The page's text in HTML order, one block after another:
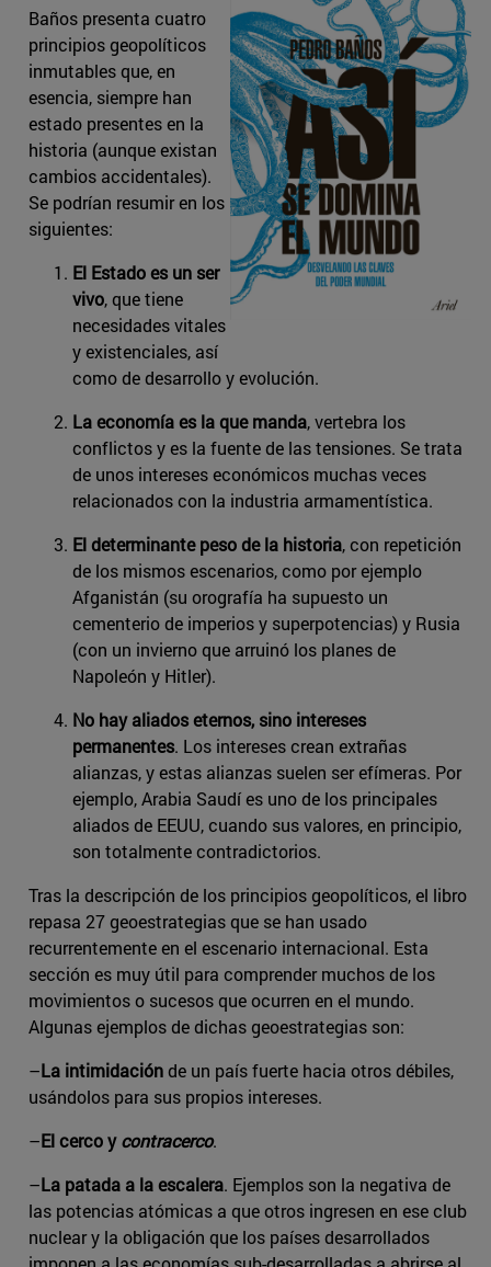
Baños presenta cuatro
principios geopolíticos
inmutables que, en
esencia, siempre han
estado presentes en la
historia (aunque existan
cambios accidentales).
Se podrían resumir en los
siguientes:
El Estado es un ser
vivo, que tiene
necesidades vitales
y existenciales, así
como de desarrollo y evolución.
La economía es la que manda, vertebra los
conflictos y es la fuente de las tensiones. Se trata
de unos intereses económicos muchas veces
relacionados con la industria armamentística.
El determinante peso de la historia, con repetición
de los mismos escenarios, como por ejemplo
Afganistán (su orografía ha supuesto un
cementerio de imperios y superpotencias) y Rusia
(con un invierno que arruinó los planes de
Napoleón y Hitler).
No hay aliados eternos, sino intereses
permanentes. Los intereses crean extrañas
alianzas, y estas alianzas suelen ser efímeras. Por
ejemplo, Arabia Saudí es uno de los principales
aliados de EEUU, cuando sus valores, en principio,
son totalmente contradictorios.
Tras la descripción de los principios geopolíticos, el libro
repasa 27 geoestrategias que se han usado
recurrentemente en el escenario internacional. Esta
sección es muy útil para comprender muchos de los
movimientos o sucesos que ocurren en el mundo.
Algunas ejemplos de dichas geoestrategias son:
–La intimidaciónde un país fuerte hacia otros débiles,
usándolos para sus propios intereses.
–El cerco ycontracerco.
–La patada a la escalera. Ejemplos son la negativa de
las potencias atómicas a que otros ingresen en ese club
nuclear y la obligación que los países desarrollados